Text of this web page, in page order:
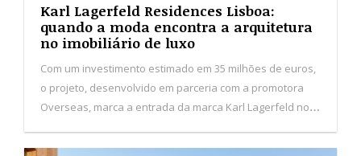
Karl Lagerfeld Residences Lisboa:
quando a moda encontra a arquitetura
no imobiliário de luxo
Com um investimento estimado em 35 milhões de euros,
o projeto, desenvolvido em parceria com a promotora
Overseas, marca a entrada da marca Karl Lagerfeld no